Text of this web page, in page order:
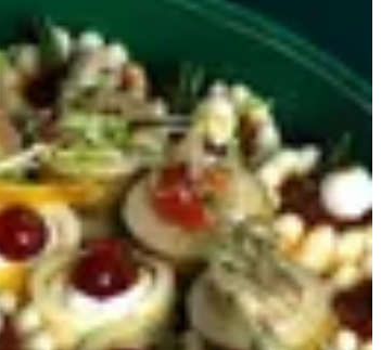
موالح